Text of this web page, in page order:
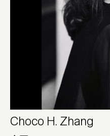
Choco H. Zhang